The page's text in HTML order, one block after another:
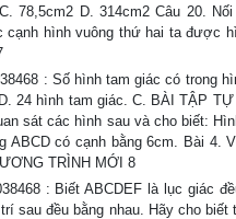
78,5cm2 D. 314cm2 Câu 20.
cạnh hình vuông thứ hai ta được
: Số hình tam giác có trong
24 hình tam giác. C. BÀI TẬP
sát các hình sau và cho biết:
ABCD có cạnh bằng 6cm. Bài
TRÌNH MỚI 8
: Biết ABCDEF là lục giác
sau đều bằng nhau. Hãy cho